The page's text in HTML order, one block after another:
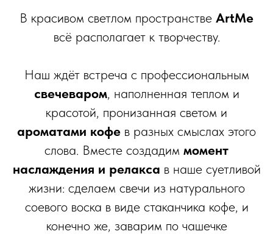
В красивом светлом пространстве ArtMe
всё располагает к творчеству.
Наш ждёт встреча с профессиональным
свечеваром, наполненная теплом и
красотой, пронизанная светом и
ароматами кофе в разных смыслах этого
слова. Вместе создадим момент
наслаждения и релакса в наше суетливой
жизни: сделаем свечи из натурального
соевого воска в виде стаканчика кофе, и
конечно же, заварим по чашечке